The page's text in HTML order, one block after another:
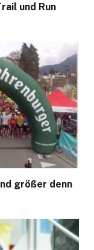
und Run
größer denn